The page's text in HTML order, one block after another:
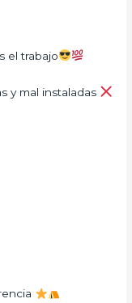
el trabajo
y mal instaladas